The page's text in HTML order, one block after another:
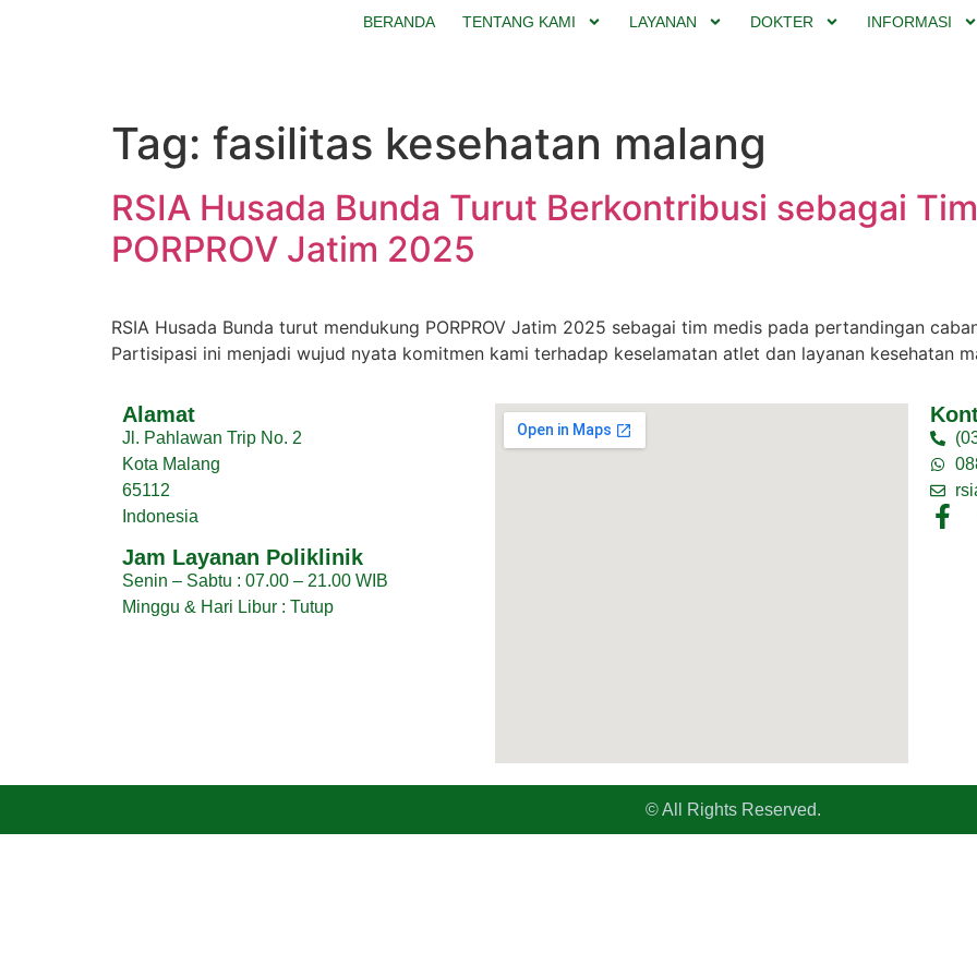
BERANDA TENTANG KAMI LAYANAN DOKTER INFORMASI
Tag: fasilitas kesehatan malang
RSIA Husada Bunda Turut Berkontribusi sebagai
PORPROV Jatim 2025
RSIA Husada Bunda turut mendukung PORPROV Jatim 2025 sebagai tim medis pada pertandingan
Partisipasi ini menjadi wujud nyata komitmen kami terhadap keselamatan atlet dan layanan kesehatan
Alamat
Jl. Pahlawan Trip No. 2
Kota Malang
65112
Indonesia
Jam Layanan Poliklinik
Senin – Sabtu : 07.00 – 21.00 WIB
Minggu & Hari Libur : Tutup
© All Rights Reserved.